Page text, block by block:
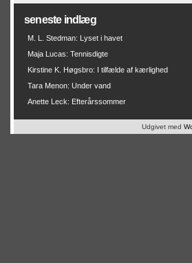
seneste indlæg
M. L. Stedman: Lyset i havet
Maja Lucas: Tennisdigte
Kirstine K. Høgsbro: I tilfælde af kærlighed
Tara Menon: Under vand
Anette Leck: Efterårssommer
Udgivet med